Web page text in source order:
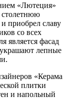
«Лютеция»
столетнюю
приобрел славу
со всех
является фасад
лепные
«Керама
плитки
и напольный